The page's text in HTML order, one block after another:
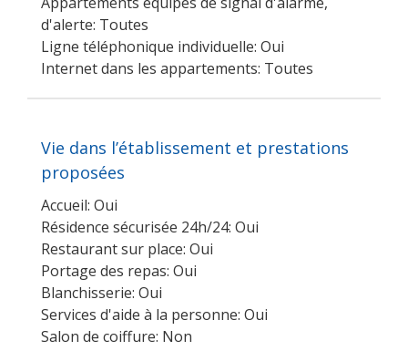
d'alerte: Toutes
Ligne téléphonique individuelle: Oui
Internet dans les appartements: Toutes
Vie dans l’établissement et prestations
proposées
Accueil: Oui
Résidence sécurisée 24h/24: Oui
Restaurant sur place: Oui
Portage des repas: Oui
Blanchisserie: Oui
Services d'aide à la personne: Oui
Salon de coiffure: Non